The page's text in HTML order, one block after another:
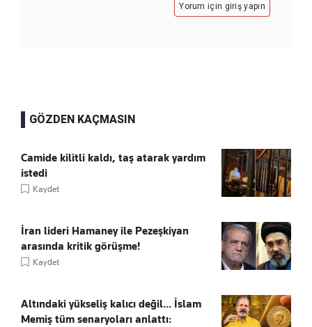
Yorum için giriş yapın
GÖZDEN KAÇMASIN
Camide kilitli kaldı, taş atarak yardım
istedi
Kaydet
İran lideri Hamaney ile Pezeşkiyan
arasında kritik görüşme!
Kaydet
Altındaki yükseliş kalıcı değil... İslam
Memiş tüm senaryoları anlattı: